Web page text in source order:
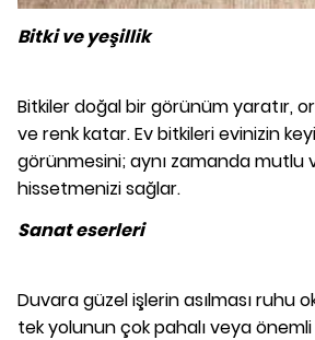
Bitki ve yeşillik
Bitkiler doğal bir görünüm yaratır,
ve renk katar. Ev bitkileri evinizin
görünmesini; aynı zamanda mutlu
hissetmenizi sağlar.
Sanat eserleri
Duvara güzel işlerin asılması ruhu
tek yolunun çok pahalı veya